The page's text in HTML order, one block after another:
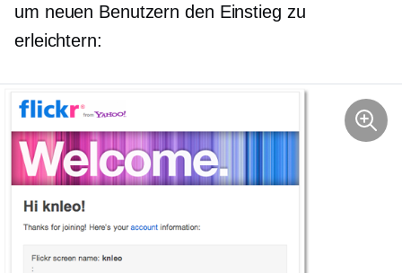
um neuen Benutzern den Einstieg zu
erleichtern: